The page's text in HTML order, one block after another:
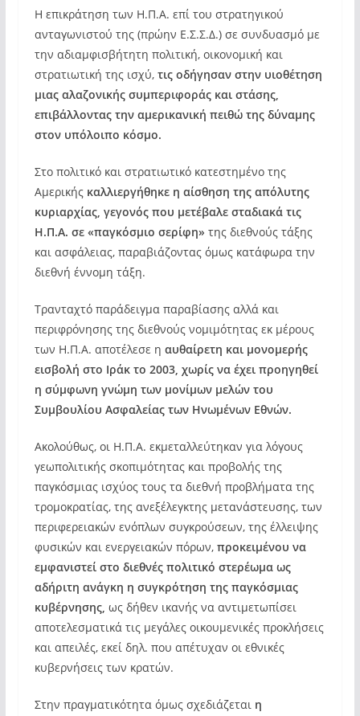
Η επικράτηση των Η.Π.Α. επί του στρατηγικού
ανταγωνιστού της (πρώην Ε.Σ.Σ.Δ.) σε συνδυασμό με
την αδιαμφισβήτητη πολιτική, οικονομική και
στρατιωτική της ισχύ, τις οδήγησαν στην υιοθέτηση
μιας αλαζονικής συμπεριφοράς και στάσης,
επιβάλλοντας την αμερικανική πειθώ της δύναμης
στον υπόλοιπο κόσμο.
Στο πολιτικό και στρατιωτικό κατεστημένο της
Αμερικής καλλιεργήθηκε η αίσθηση της απόλυτης
κυριαρχίας, γεγονός που μετέβαλε σταδιακά τις
Η.Π.Α. σε «παγκόσμιο σερίφη» της διεθνούς τάξης
και ασφάλειας, παραβιάζοντας όμως κατάφωρα την
διεθνή έννομη τάξη.
Τρανταχτό παράδειγμα παραβίασης αλλά και
περιφρόνησης της διεθνούς νομιμότητας εκ μέρους
των Η.Π.Α. αποτέλεσε η αυθαίρετη και μονομερής
εισβολή στο Ιράκ το 2003, χωρίς να έχει προηγηθεί
η σύμφωνη γνώμη των μονίμων μελών του
Συμβουλίου Ασφαλείας των Ηνωμένων Εθνών.
Ακολούθως, οι Η.Π.Α. εκμεταλλεύτηκαν για λόγους
γεωπολιτικής σκοπιμότητας και προβολής της
παγκόσμιας ισχύος τους τα διεθνή προβλήματα της
τρομοκρατίας, της ανεξέλεγκτης μετανάστευσης, των
περιφερειακών ενόπλων συγκρούσεων, της έλλειψης
φυσικών και ενεργειακών πόρων, προκειμένου να
εμφανιστεί στο διεθνές πολιτικό στερέωμα ως
αδήριτη ανάγκη η συγκρότηση της παγκόσμιας
κυβέρνησης, ως δήθεν ικανής να αντιμετωπίσει
αποτελεσματικά τις μεγάλες οικουμενικές προκλήσεις
και απειλές, εκεί δηλ. που απέτυχαν οι εθνικές
κυβερνήσεις των κρατών.
Στην πραγματικότητα όμως σχεδιάζεται η